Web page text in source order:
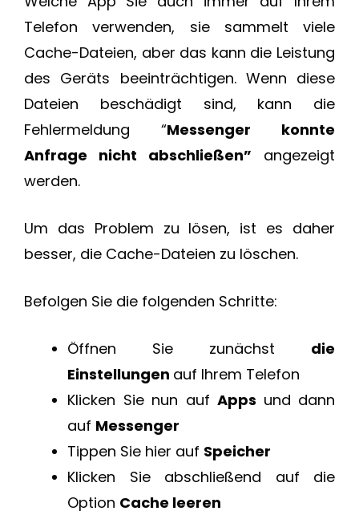
Telefon verwenden, sie sammelt viele
Cache-Dateien, aber das kann die Leistung
des Geräts beeinträchtigen. Wenn diese
Dateien beschädigt sind, kann die
Fehlermeldung “Messenger konnte
Anfrage nicht abschließen” angezeigt
werden.
Um das Problem zu lösen, ist es daher
besser, die Cache-Dateien zu löschen.
Befolgen Sie die folgenden Schritte:
Öffnen Sie zunächst die
Einstellungen auf Ihrem Telefon
Klicken Sie nun auf Apps und dann
auf Messenger
Tippen Sie hier auf Speicher
Klicken Sie abschließend auf die
Option Cache leeren